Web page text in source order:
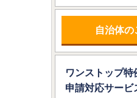
自治体
ワンストップ
申請対応サービ